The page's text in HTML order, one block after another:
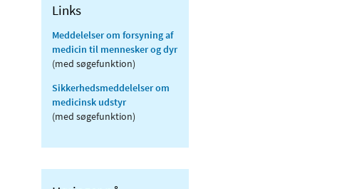
Links
Meddelelser om forsyning af
medicin til mennesker og dyr
(med søgefunktion)
Sikkerhedsmeddelelser om
medicinsk udstyr
(med søgefunktion)